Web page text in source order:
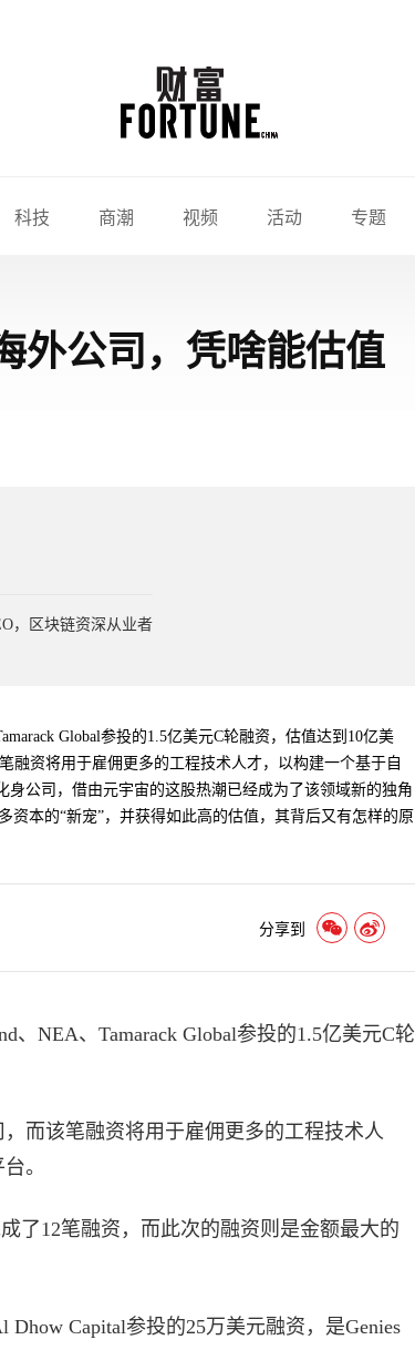
科技 商潮 视频 活动 专题
外公司，凭啥能估值
，区块链资深从业者
Global参投的1.5亿美元C轮融资，估值达到10亿美
融资将用于雇佣更多的工程技术人才，以构建一个基于自
身公司，借由元宇宙的这股热潮已经成为了该领域新的独角
资本的“新宠”，并获得如此高的估值，其背后又有怎样的原
分享到
、NEA、Tamarack Global参投的1.5亿美元C轮
而该笔融资将用于雇佣更多的工程技术人
。
了12笔融资，而此次的融资则是金额最大的
Dhow Capital参投的25万美元融资，是Genies